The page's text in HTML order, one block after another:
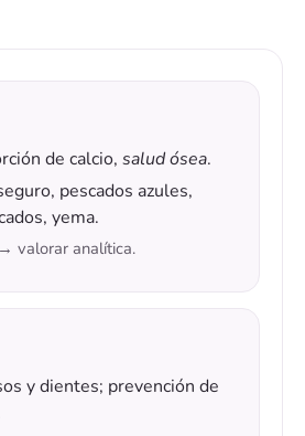
de calcio, salud ósea.
pescados azules,
yema.
valorar analítica.
y dientes; prevención de